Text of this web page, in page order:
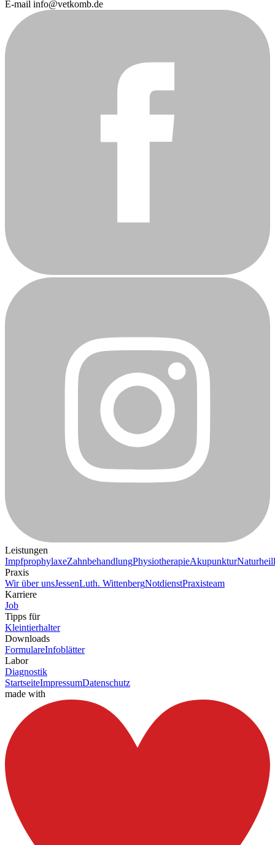
E-mail info@vetkomb.de
Leistungen
ImpfprophylaxeZahnbehandlungPhysiotherapieAkupunktur
Praxis
Wir über unsJessenLuth. WittenbergNotdienstPraxisteam
Karriere
Job
Tipps für
Kleintierhalter
Downloads
FormulareInfoblätter
Labor
Diagnostik
StartseiteImpressumDatenschutz
made with